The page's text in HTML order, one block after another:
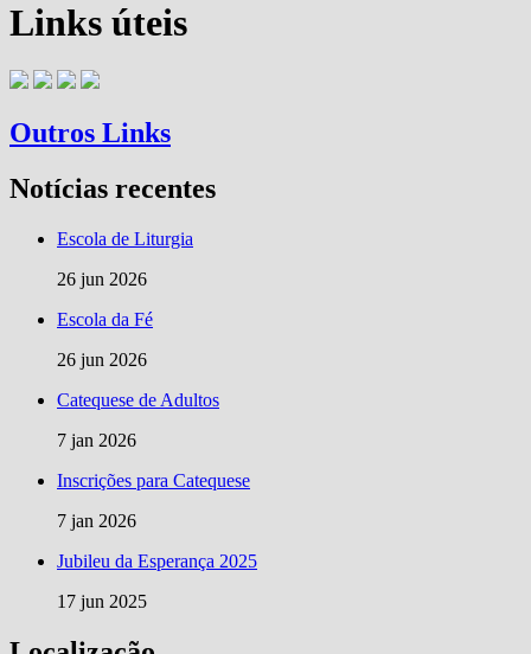
Links úteis
Outros Links
Notícias recentes
Escola de Liturgia
26 jun 2026
Escola da Fé
26 jun 2026
Catequese de Adultos
7 jan 2026
Inscrições para Catequese
7 jan 2026
Jubileu da Esperança 2025
17 jun 2025